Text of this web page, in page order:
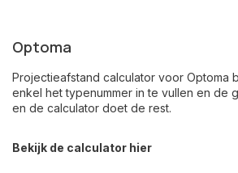
Optoma
Projectieafstand calculator voor Optoma
enkel het typenummer in te vullen en de
en de calculator doet de rest.
Bekijk de calculator hier